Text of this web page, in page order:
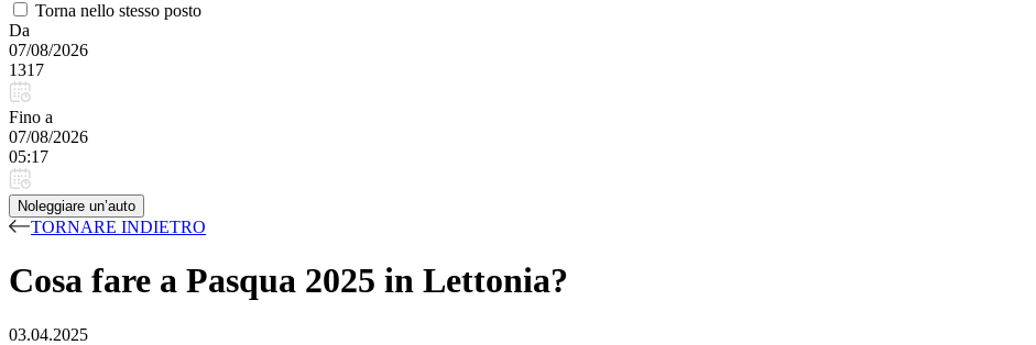
Torna nello stesso posto
Da
07/08/2026
1317
Fino a
07/08/2026
05:17
Noleggiare un’auto
TORNARE INDIETRO
Cosa fare a Pasqua 2025 in Lettonia?
03.04.2025